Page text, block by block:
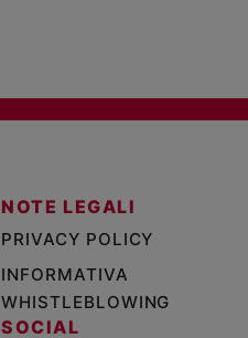
NOTE LEGALI
PRIVACY POLICY
INFORMATIVA
WHISTLEBLOWING
SOCIAL